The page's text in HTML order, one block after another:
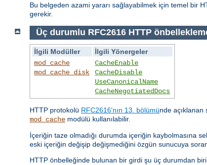
Bu belgeden azami yararı sağlayabilmek için temel bir
gerekir.
Üç durumlu RFC2616 HTTP
İlgili Modüller
İlgili Yönergeler
mod_cache
mod_cache_disk
CacheEnable
CacheDisable
UseCanonicalName
CacheNegotiatedDocs
HTTP protokolü RFC2616'nın 13. bölümünde
mod_cache modülü kullanılabilir.
İçeriğin taze olmadığı durumda içeriğin kaybolmasına
eski içeriğin değişip değişmediğini özgün sunucuya
HTTP önbelleğinde bulunan bir girdi şu üç durumdan